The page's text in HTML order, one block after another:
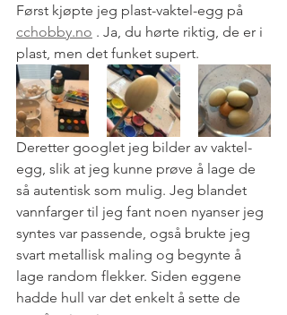
Først kjøpte jeg plast-vaktel-egg på
cchobby.no . Ja, du hørte riktig, de er i
plast, men det funket supert.
Deretter googlet jeg bilder av vaktel-
egg, slik at jeg kunne prøve å lage de
så autentisk som mulig. Jeg blandet
vannfarger til jeg fant noen nyanser jeg
syntes var passende, også brukte jeg
svart metallisk maling og begynte å
lage random flekker. Siden eggene
hadde hull var det enkelt å sette de